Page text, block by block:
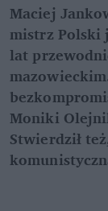
Maciej
mistrz Polski
lat
Moniki
Stwierdził